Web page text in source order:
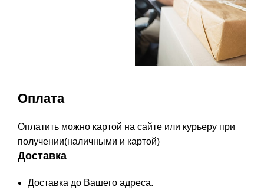
Оплата
Оплатить можно картой на сайте или курьеру при
получении(наличными и картой)
Доставка
Доставка до Вашего адреса.